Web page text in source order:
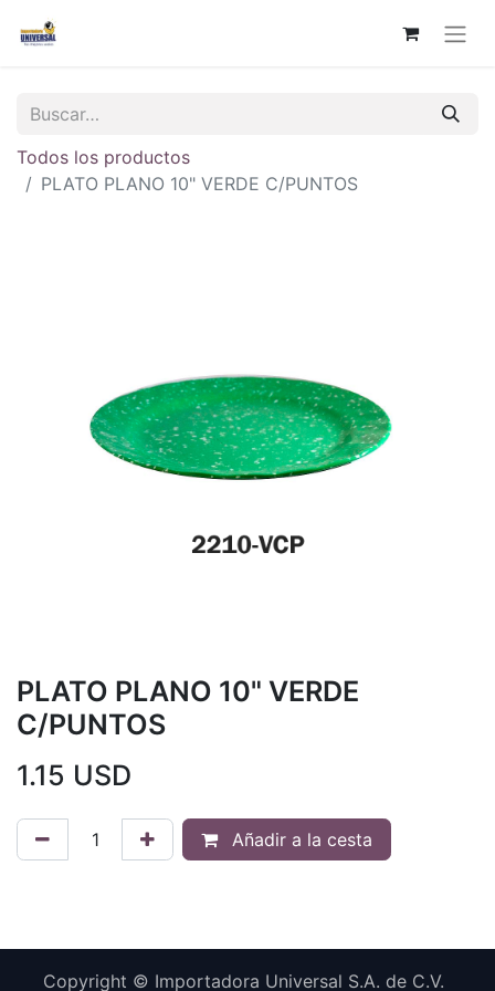
Todos los productos
PLATO PLANO 10" VERDE C/PUNTOS
PLATO PLANO 10" VERDE
C/PUNTOS
1.15 USD
Añadir a la cesta
Copyright © Importadora Universal S.A. de C.V.